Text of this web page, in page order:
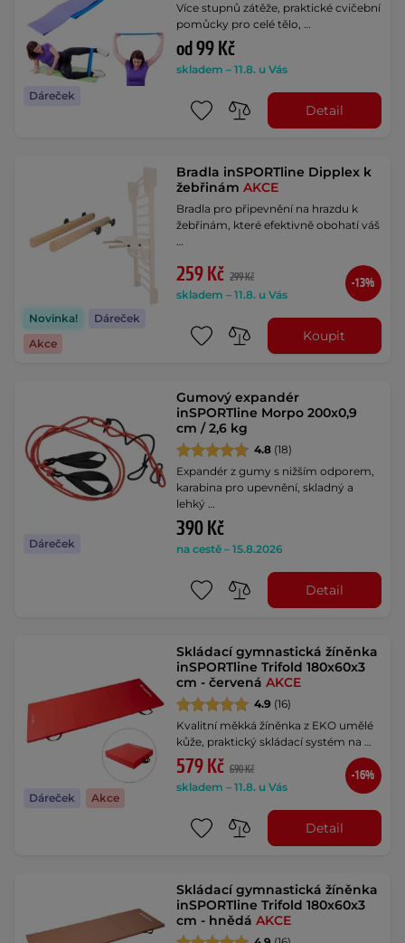
Dáreček
Více stupnů zátěže, praktické cvičební
pomůcky pro celé tělo, …
od 99 Kč
skladem – 11.8. u Vás
Detail
Novinka!
Dáreček
Akce
Bradla inSPORTline Dipplex k
žebřinámAKCE
Bradla pro připevnění na hrazdu k
žebřinám, které efektivně obohatí váš
…
259 Kč 299 Kč
skladem – 11.8. u Vás
-13%
Koupit
Dáreček
Gumový expandér
inSPORTline Morpo 200x0,9
cm / 2,6 kg
4.8 (18)
Expandér z gumy s nižším odporem,
karabina pro upevnění, skladný a
lehký …
390 Kč
na cestě – 15.8.2026
Detail
Dáreček Akce
Skládací gymnastická žíněnka
inSPORTline Trifold 180x60x3
cm - červenáAKCE
4.9 (16)
Kvalitní měkká žíněnka z EKO umělé
kůže, praktický skládací systém na …
579 Kč 690 Kč
skladem – 11.8. u Vás
-16%
Detail
Skládací gymnastická žíněnka
inSPORTline Trifold 180x60x3
cm - hnědáAKCE